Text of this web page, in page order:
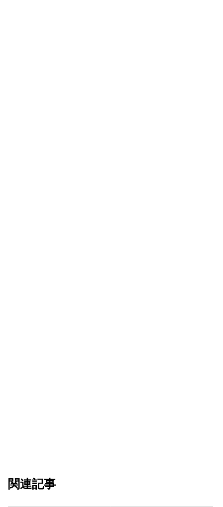
関連記事